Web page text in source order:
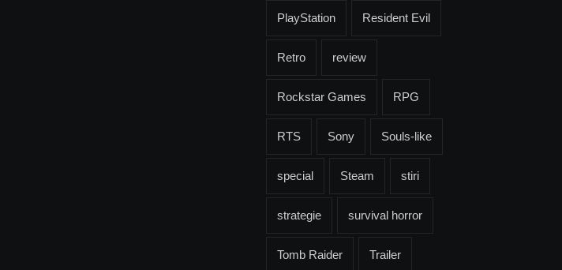
PlayStation Resident Evil
Retro review
Rockstar Games RPG
RTS Sony Souls-like
special Steam stiri
strategie survival horror
Tomb Raider Trailer